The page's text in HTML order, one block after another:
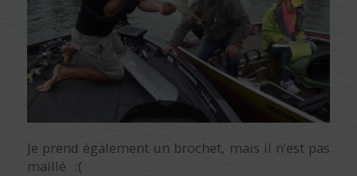
Je prend également un brochet, mais il n’est pas
maillé :(